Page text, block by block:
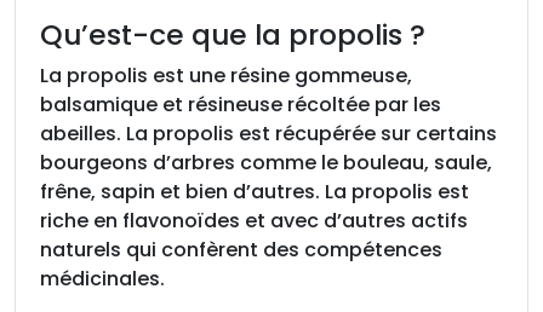
Qu’est-ce que la propolis ?
La propolis est une résine gommeuse,
balsamique et résineuse récoltée par les
abeilles. La propolis est récupérée sur certains
bourgeons d’arbres comme le bouleau, saule,
frêne, sapin et bien d’autres. La propolis est
riche en flavonoïdes et avec d’autres actifs
naturels qui confèrent des compétences
médicinales.